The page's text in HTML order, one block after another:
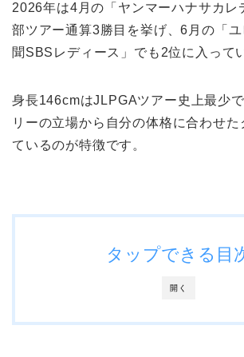
2026年は4月の「ヤンマーハナサカレ
部ツアー通算3勝目を挙げ、6月の「
聞SBSレディース」でも2位に入って
身長146cmはJLPGAツアー史上最少
リーの立場から自分の体格に合わせた
ているのが特徴です。
開く
タップできる目